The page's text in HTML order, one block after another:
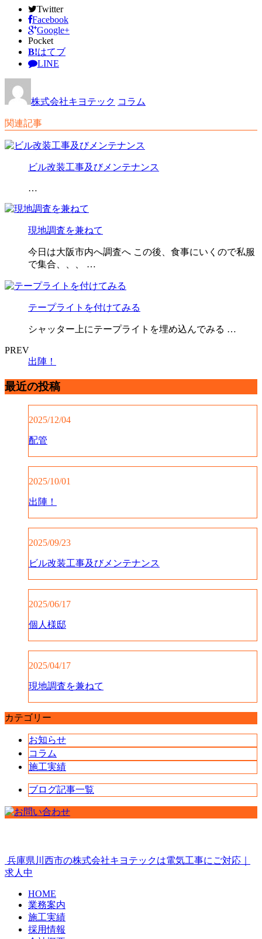
Twitter
Facebook
Google+
Pocket
B!はてブ
LINE
株式会社キヨテック コラム
関連記事
ビル改装工事及びメンテナンス
…
現地調査を兼ねて
今日は大阪市内へ調査へ この後、食事にいくので私服
で集合、、、 …
テープライトを付けてみる
シャッター上にテープライトを埋め込んでみる …
PREV
出陣！
最近の投稿
2025/12/04
配管
2025/10/01
出陣！
2025/09/23
ビル改装工事及びメンテナンス
2025/06/17
個人様邸
2025/04/17
現地調査を兼ねて
カテゴリー
お知らせ
コラム
施工実績
ブログ記事一覧
兵庫県川西市の株式会社キヨテックは電気工事にご対応｜
求人中
HOME
業務案内
施工実績
採用情報